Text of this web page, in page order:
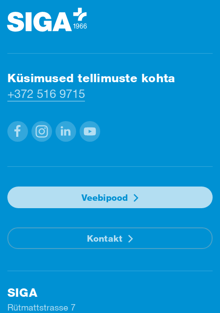
Küsimused tellimuste kohta
+372 516 9715
Veebipood
Kontakt
SIGA
Rütmattstrasse 7